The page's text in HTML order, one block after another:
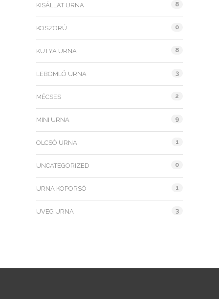
KISÁLLAT URNA 8
KOSZORÚ 0
KUTYA URNA 8
LEBOMLÓ URNA 3
MÉCSES 2
MINI URNA 9
OLCSÓ URNA 1
UNCATEGORIZED 0
URNA KOPORSÓ 1
ÜVEG URNA 3